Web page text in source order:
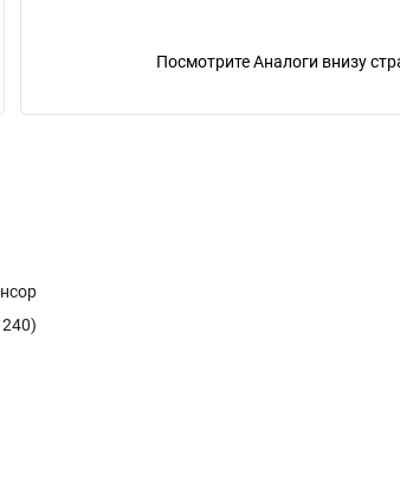
Посмотрите Аналоги внизу